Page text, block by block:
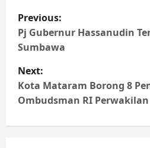
P
o
s
t
n
Previous:
Pj Gubernur Hassanudin
Sumbawa
Next:
Kota Mataram Borong 8
Ombudsman RI Perwakilan